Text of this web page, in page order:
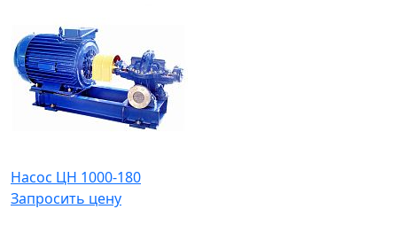
Насос ЦH 1000-180
Запросить цену